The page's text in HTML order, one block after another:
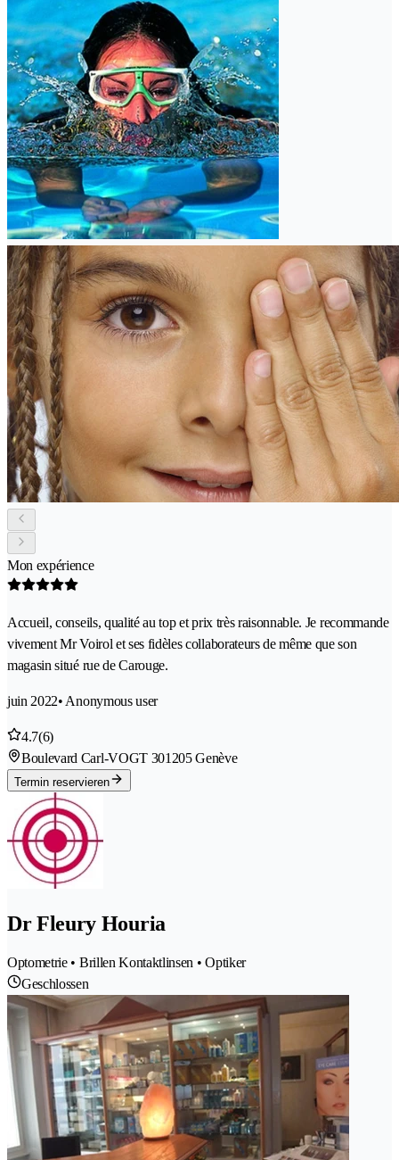
Mon expérience
Accueil, conseils, qualité au top et prix très raisonnable. Je recommande
vivement Mr Voirol et ses fidèles collaborateurs de même que son
magasin situé rue de Carouge.
juin 2022• Anonymous user
4.7(6)
Boulevard Carl-VOGT 301205 Genève
Termin reservieren
Dr Fleury Houria
Optometrie • Brillen Kontaktlinsen • Optiker
Geschlossen